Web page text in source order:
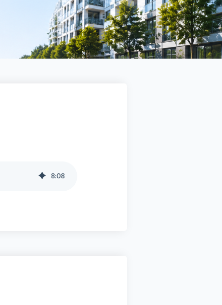
Sage HR Suite
Sage 50 Handwerk
8:08